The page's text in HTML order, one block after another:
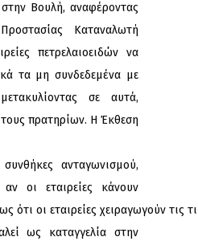
στην Βουλή, αναφέροντας
Καταναλωτή
πετρελαιοειδών να
τα μη συνδεδεμένα με
σε αυτά,
πρατηρίων. Η Έκθεση
ανταγωνισμού,
αν οι εταιρείες κάνουν
ότι οι εταιρείες χειραγωγούν τις
ως καταγγελία στην